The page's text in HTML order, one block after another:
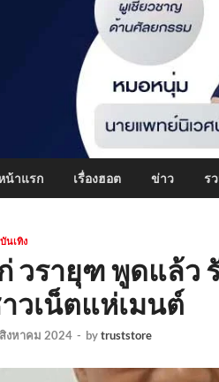
น้าแรก เรื่องฮอต ข่าว ร
นเทิง
วรายุฑ พูดแล้ว
วเน็ตแห่เมนต์
งหาคม 2024 - bytruststore